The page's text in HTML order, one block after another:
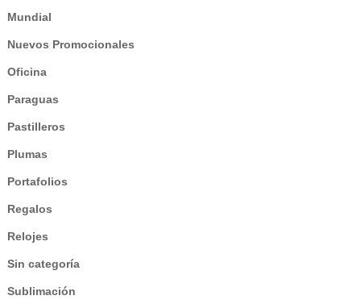
Mundial
Nuevos Promocionales
Oficina
Paraguas
Pastilleros
Plumas
Portafolios
Regalos
Relojes
Sin categoría
Sublimación